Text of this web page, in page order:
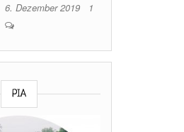
6. Dezember 2019 1
PIA